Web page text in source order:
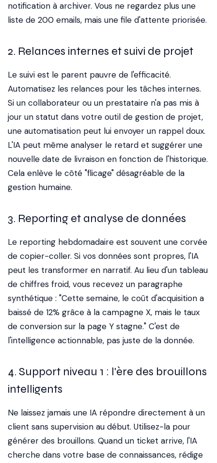
notification à archiver. Vous ne regardez plus une
liste de 200 emails, mais une file d'attente priorisée.
2. Relances internes et suivi de projet
Le suivi est le parent pauvre de l'efficacité.
Automatisez les relances pour les tâches internes.
Si un collaborateur ou un prestataire n'a pas mis à
jour un statut dans votre outil de gestion de projet,
une automatisation peut lui envoyer un rappel doux.
L'IA peut même analyser le retard et suggérer une
nouvelle date de livraison en fonction de l'historique.
Cela enlève le côté "flicage" désagréable de la
gestion humaine.
3. Reporting et analyse de données
Le reporting hebdomadaire est souvent une corvée
de copier-coller. Si vos données sont propres, l'IA
peut les transformer en narratif. Au lieu d'un tableau
de chiffres froid, vous recevez un paragraphe
synthétique : "Cette semaine, le coût d'acquisition a
baissé de 12% grâce à la campagne X, mais le taux
de conversion sur la page Y stagne." C'est de
l'intelligence actionnable, pas juste de la donnée.
4. Support niveau 1 : l'ère des brouillons
intelligents
Ne laissez jamais une IA répondre directement à un
client sans supervision au début. Utilisez-la pour
générer des brouillons. Quand un ticket arrive, l'IA
cherche dans votre base de connaissances, rédige